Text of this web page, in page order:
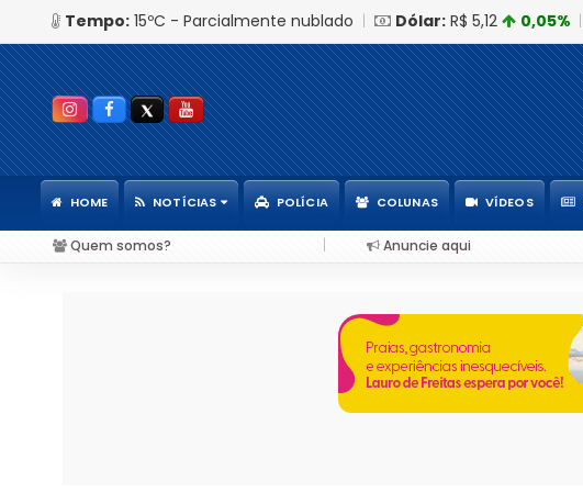
Tempo: 15ºC - Parcialmente nublado | Dólar: R$ 5,12 0,05% |
HOME NOTÍCIAS POLÍCIA COLUNAS VÍDEOS
Quem somos? | Anuncie aqui